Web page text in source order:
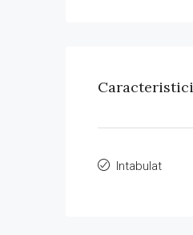
Caracteristici
Intabulat